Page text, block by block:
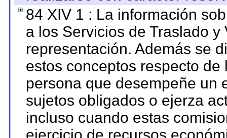
84 XIV 1 : La información
a los Servicios de Traslado
representación. Además se
estos conceptos respecto
persona que desempeñe un
sujetos obligados o ejerza
incluso cuando estas